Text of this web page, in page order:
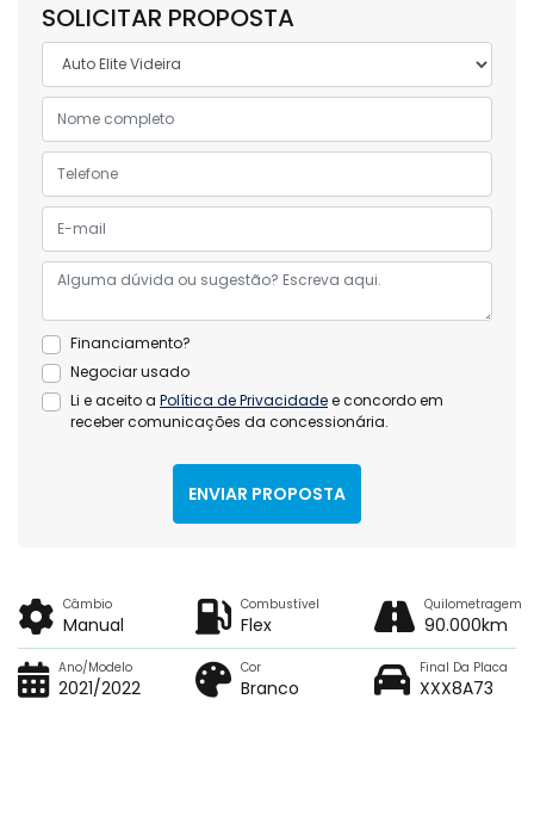
SOLICITAR PROPOSTA
Financiamento?
Negociar usado
Li e aceito a Política de Privacidadee concordo em
receber comunicações da concessionária.
ENVIAR PROPOSTA
Câmbio
Manual
Combustível
Flex
Quilometragem
90.000km
Ano/Modelo
2021/2022
Cor
Branco
Final Da Placa
XXX8A73